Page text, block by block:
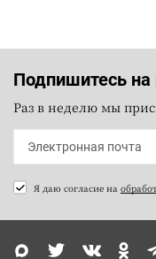
Подпишитесь на
Раз в неделю мы
Я даю согласие на